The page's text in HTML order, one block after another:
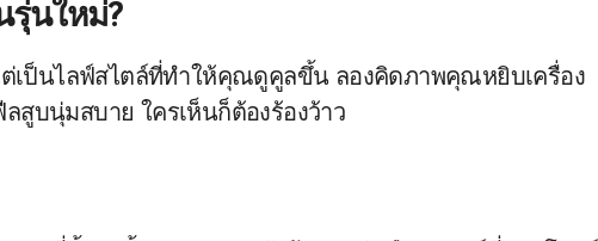
รุ่นใหม่?
ต่เป็นไลฟ์สไตล์ที่ทำให้คุณดูคูลขึ้น ลองคิดภาพคุณหยิบเครื่อง
สูบนุ่มสบาย ใครเห็นก็ต้องร้องว้าว